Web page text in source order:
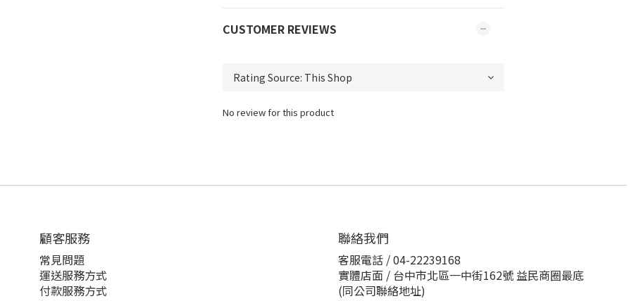
CUSTOMER REVIEWS
No review for this product
顧客服務
常見問題
運送服務方式
付款服務方式
聯絡我們
客服電話 / 04-22239168
實體店面 / 台中市北區一中街162號 益民商圈最底
(同公司聯絡地址)